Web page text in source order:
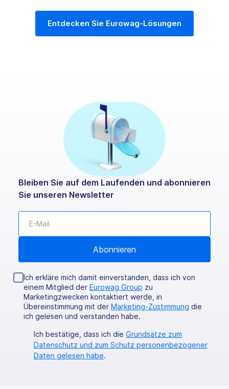
Entdecken Sie Eurowag-Lösungen
Bleiben Sie auf dem Laufenden und abonnieren
Sie unseren Newsletter
Ich erkläre mich damit einverstanden, dass ich von
einem Mitglied der Eurowag Group zu
Marketingzwecken kontaktiert werde, in
Übereinstimmung mit der Marketing-Zustimmung die
ich gelesen und verstanden habe.
Ich bestätige, dass ich die Grundsätze zum
Datenschutz und zum Schutz personenbezogener
Daten gelesen habe.